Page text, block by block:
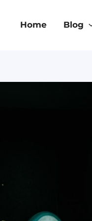
Home Blog